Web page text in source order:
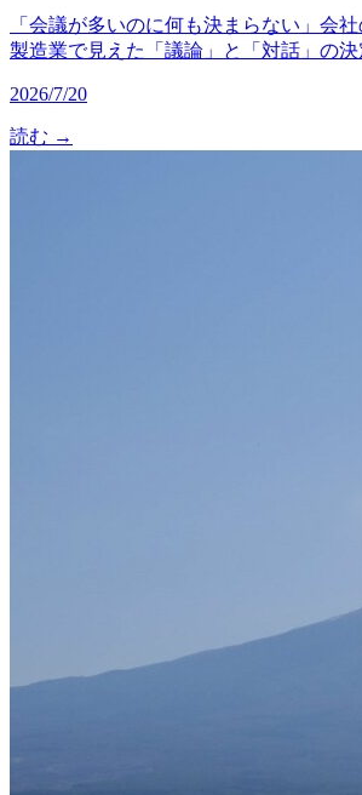
「会議が多いのに何も決まらない」会
製造業で見えた「議論」と「対話」の
2026/7/20
読む →